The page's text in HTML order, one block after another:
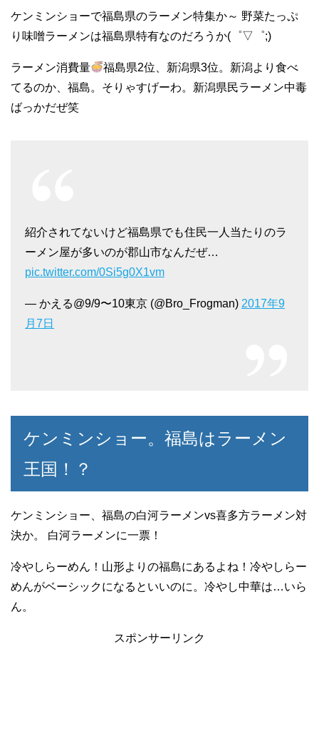
ケンミンショーで福島県のラーメン特集か～ 野菜たっぷ
り味噌ラーメンは福島県特有なのだろうか(゜▽゜;)
ラーメン消費量
福島県2位、新潟県3位。新潟より食べ
てるのか、福島。そりゃすげーわ。新潟県民ラーメン中毒
ばっかだぜ笑
紹介されてないけど福島県でも住民一人当たりのラ
ーメン屋が多いのが郡山市なんだぜ…
pic.twitter.com/0Si5g0X1vm
— かえる@9/9〜10東京 (@Bro_Frogman) 2017年9
月7日
ケンミンショー。福島はラーメン
王国！？
ケンミンショー、福島の白河ラーメンvs喜多方ラーメン対
決か。 白河ラーメンに一票！
冷やしらーめん！山形よりの福島にあるよね！冷やしらー
めんがベーシックになるといいのに。冷やし中華は…いら
ん。
スポンサーリンク